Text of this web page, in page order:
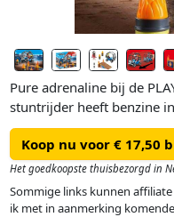
Pure adrenaline bij de
stuntrijder heeft benzine
quad naar de brandende
hun adem in. De quad
veilig op zijn banden. De
voertuig. Er is een wild
motor. PLAYMOBIL
Koop nu voor € 17,50
Het goedkoopste thuisbezorgd in
Sommige links kunnen
ik met in aanmerking